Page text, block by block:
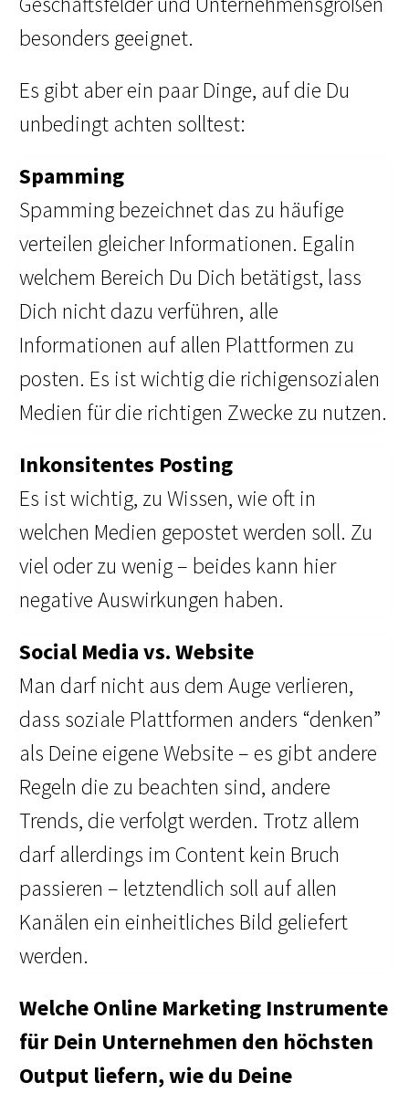
besonders geeignet.
Es gibt aber ein paar Dinge, auf die Du
unbedingt achten solltest:
Spamming
Spamming bezeichnet das zu häufige
verteilen gleicher Informationen. Egalin
welchem Bereich Du Dich betätigst, lass
Dich nicht dazu verführen, alle
Informationen auf allen Plattformen zu
posten. Es ist wichtig die richigensozialen
Medien für die richtigen Zwecke zu nutzen.
Inkonsitentes Posting
Es ist wichtig, zu Wissen, wie oft in
welchen Medien gepostet werden soll. Zu
viel oder zu wenig – beides kann hier
negative Auswirkungen haben.
Social Media vs. Website
Man darf nicht aus dem Auge verlieren,
dass soziale Plattformen anders “denken”
als Deine eigene Website – es gibt andere
Regeln die zu beachten sind, andere
Trends, die verfolgt werden. Trotz allem
darf allerdings im Content kein Bruch
passieren – letztendlich soll auf allen
Kanälen ein einheitliches Bild geliefert
werden.
Welche Online Marketing Instrumente
für Dein Unternehmen den höchsten
Output liefern, wie du Deine